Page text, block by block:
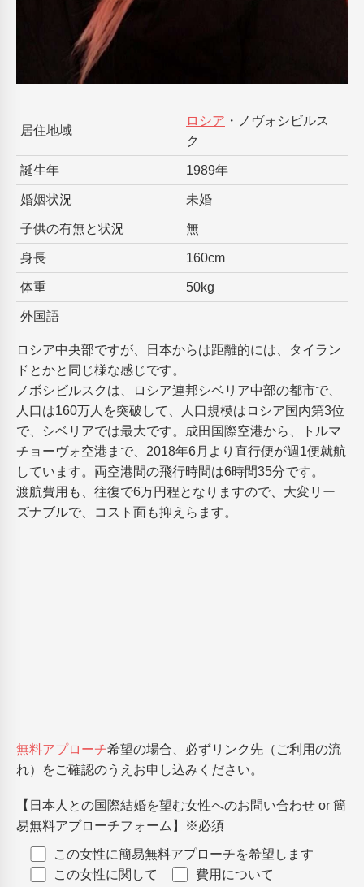
居住地域
ロシア ・ノヴォシビルス
ク
誕生年 1989年
婚姻状況 未婚
子供の有無と状況 無
身長 160cm
体重 50kg
外国語
ロシア中央部ですが、日本からは距離的には、タイラン
ドとかと同じ様な感じです。
ノボシビルスクは、ロシア連邦シベリア中部の都市で、
人口は160万人を突破して、人口規模はロシア国内第3位
で、シベリアでは最大です。成田国際空港から、トルマ
チョーヴォ空港まで、2018年6月より直行便が週1便就航
しています。両空港間の飛行時間は6時間35分です。
渡航費用も、往復で6万円程となりますので、大変リー
ズナブルで、コスト面も抑えらます。
無料アプローチ希望の場合、必ずリンク先（ご利用の流
れ）をご確認のうえお申し込みください。
【日本人との国際結婚を望む女性へのお問い合わせ or 簡
易無料アプローチフォーム】
※必須
この女性に簡易無料アプローチを希望します
この女性に関して
費用について